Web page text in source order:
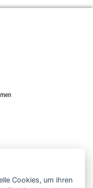
Cookies, um ihren